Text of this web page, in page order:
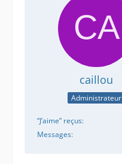
caillou
Administrateur
“J’aime” reçus
Messages